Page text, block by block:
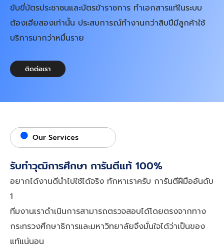
ขับขี่บัตรประชาชนและบัตรข้าราชการ ทำเอกสารแท้ในระบบ
ต้องเฮียสองเท่านั้น ประสบการณ์ทำงานกว่าสิบปีมีลูกค้าใช้
บริการมากว่าหมื่นราย
ติดต่อเรา
Our Services
รับทำวุฒิการศึกษา การันตีแท้ 100%
อยากได้งานดีนำไปใช้ได้จริง ทักหาเราครับ การันตีฝีมืออันดับ
1
ทีมงานเราดำเนินการสามารถตรวจสอบได้โดยตรงจากทาง
กระทรวงศึกษาธิการและมหาวิทยาลัยจึงมั่นใจได้ว่าเป็นของ
แท้แน่นอน